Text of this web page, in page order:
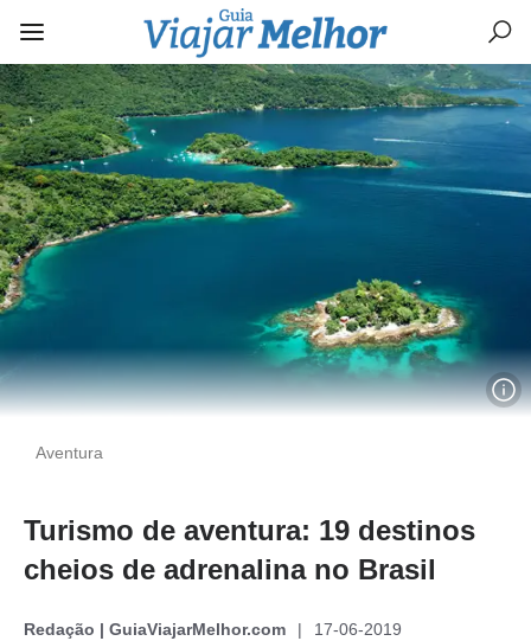
Aventura
Turismo de aventura: 19 destinos
cheios de adrenalina no Brasil
Redação | GuiaViajarMelhor.com 17-06-2019